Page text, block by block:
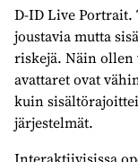
D-ID Live Portrait.
joustavia mutta
riskejä. Näin ollen
avattaret ovat
kuin
järjestelmät.